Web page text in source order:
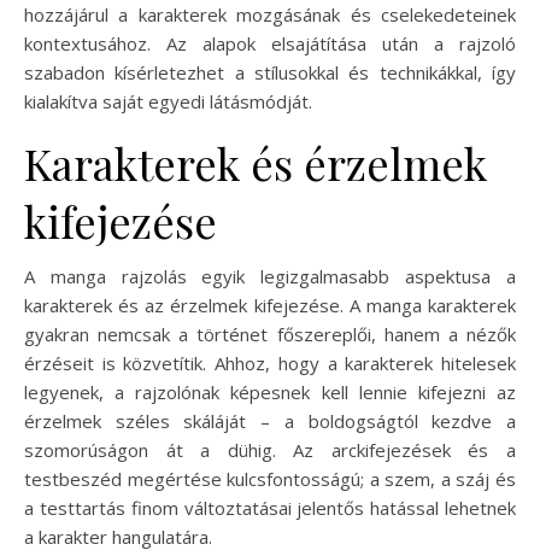
hozzájárul a karakterek mozgásának és cselekedeteinek
kontextusához. Az alapok elsajátítása után a rajzoló
szabadon kísérletezhet a stílusokkal és technikákkal, így
kialakítva saját egyedi látásmódját.
Karakterek és érzelmek
kifejezése
A manga rajzolás egyik legizgalmasabb aspektusa a
karakterek és az érzelmek kifejezése. A manga karakterek
gyakran nemcsak a történet főszereplői, hanem a nézők
érzéseit is közvetítik. Ahhoz, hogy a karakterek hitelesek
legyenek, a rajzolónak képesnek kell lennie kifejezni az
érzelmek széles skáláját – a boldogságtól kezdve a
szomorúságon át a dühig. Az arckifejezések és a
testbeszéd megértése kulcsfontosságú; a szem, a száj és
a testtartás finom változtatásai jelentős hatással lehetnek
a karakter hangulatára.